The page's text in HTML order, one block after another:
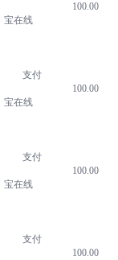
宝在线
100.00
支付
宝在线
100.00
支付
宝在线
100.00
支付
100.00